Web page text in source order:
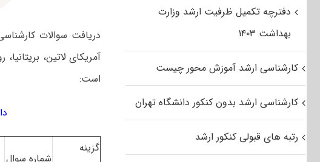
دریافت سوالات
آمریکای لاتین،
است:
گزینه
شماره سوال
دفترچه تکمیل ظرفیت ارشد وزارت
بهداشت ۱۴۰۳
کارشناسی ارشد آموزش محور چیست
کارشناسی ارشد بدون کنکور دانشگاه تهران
رتبه های قبولی کنکور ارشد